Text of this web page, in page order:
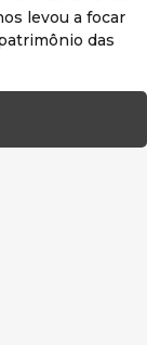
levou a focar
das